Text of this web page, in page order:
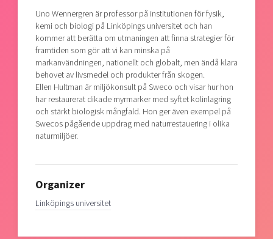
Uno Wennergren är professor på institutionen för fysik,
kemi och biologi på Linköpings universitet och han
kommer att berätta om utmaningen att finna strategier för
framtiden som gör att vi kan minska på
markanvändningen, nationellt och globalt, men ändå klara
behovet av livsmedel och produkter från skogen.
Ellen Hultman är miljökonsult på Sweco och visar hur hon
har restaurerat dikade myrmarker med syftet kolinlagring
och stärkt biologisk mångfald. Hon ger även exempel på
Swecos pågående uppdrag med naturrestauering i olika
naturmiljöer.
Organizer
Linköpings universitet